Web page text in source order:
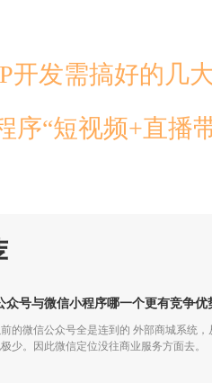
开发需搞好的几
序“短视频+直播
众号与微信小程序哪一个更有竞争优
的微信公众号全是连到的 外部商城系统
少。因此微信定位没往商业服务方面去。